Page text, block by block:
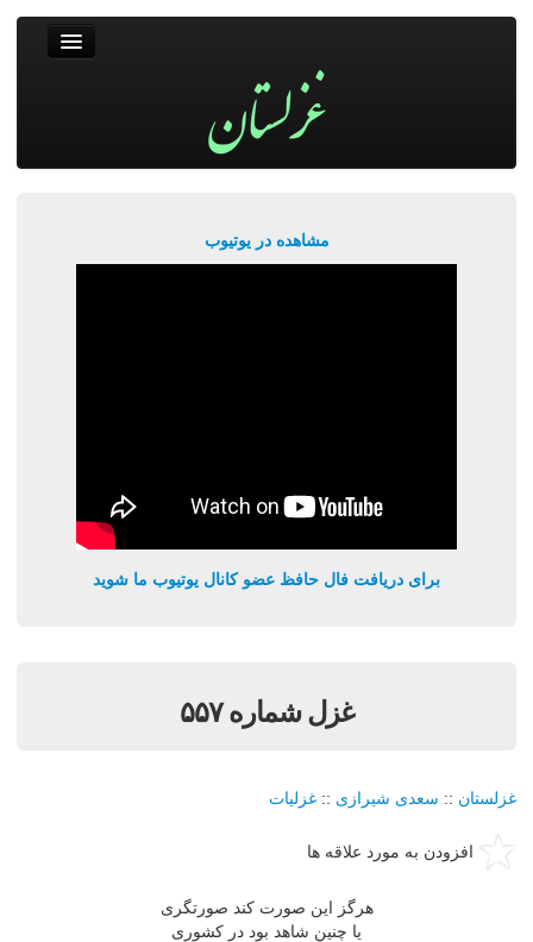
مشاهده در یوتیوب
برای دریافت فال حافظ عضو کانال یوتیوب ما شوید
غزل شماره ۵۵۷
غزلستان :: سعدی شیرازی :: غزلیات
افزودن به مورد علاقه ها
هرگز این صورت کند صورتگری
یا چنین شاهد بود در کشوری